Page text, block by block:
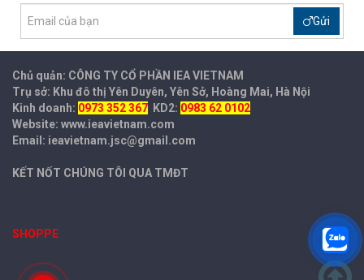
Gửi
Chủ quản: CÔNG TY CỔ PHẦN IEAVIETNAM
Trụ sở: Khu đô thị Yên Duyên, Yên Sở, Hoàng Mai, Hà Nội
Kinh doanh: 0973 352 367 KD2: 0983 62 0102
Website: www.ieavietnam.com
Email: ieavietnam.jsc@gmail.com
KẾT NỐT CHÚNG TÔI QUA TMĐT
SHOPPE